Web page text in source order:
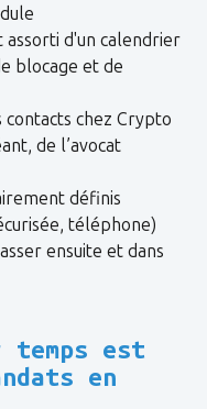
assorti d'un calendrier
blocage et de
contacts chez Crypto
de l’avocat
définis
téléphone)
ensuite et dans
est
en